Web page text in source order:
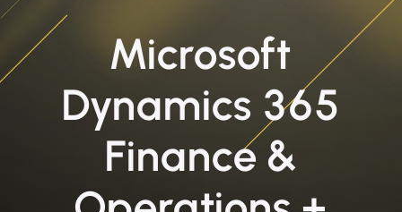
Microsoft
Dynamics 365
Finance &